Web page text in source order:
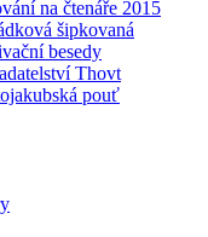
na čtenáře 2015
šipkovaná
besedy
Thovt
pouť